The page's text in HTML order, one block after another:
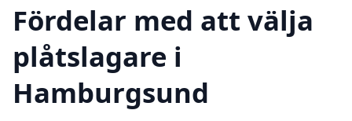
Fördelar med att välja
plåtslagare i
Hamburgsund